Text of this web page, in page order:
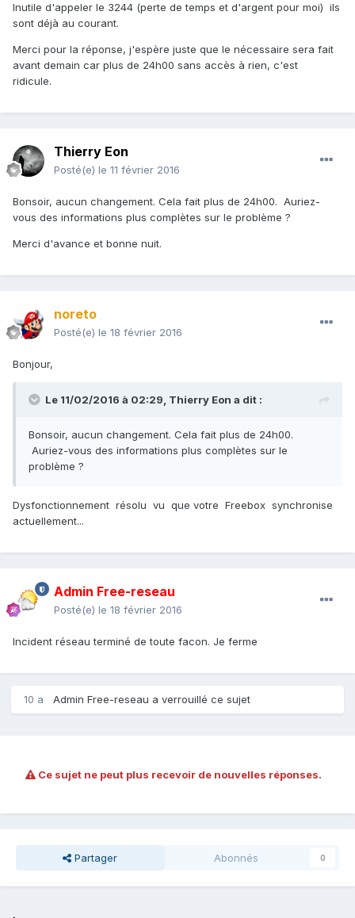
Inutile d'appeler le 3244 (perte de temps et d'argent pour moi) ils
sont déjà au courant.
Merci pour la réponse, j'espère juste que le nécessaire sera fait
avant demain car plus de 24h00 sans accès à rien, c'est
ridicule.
Thierry Eon
Posté(e) le 11 février 2016
Bonsoir, aucun changement. Cela fait plus de 24h00. Auriez-
vous des informations plus complètes sur le problème ?
Merci d'avance et bonne nuit.
noreto
Posté(e) le 18 février 2016
Bonjour,
Le 11/02/2016 à 02:29, Thierry Eon a dit :
Bonsoir, aucun changement. Cela fait plus de 24h00.
Auriez-vous des informations plus complètes sur le
problème ?
Dysfonctionnement résolu vu que votre Freebox synchronise
actuellement...
Admin Free-reseau
Posté(e) le 18 février 2016
Incident réseau terminé de toute facon. Je ferme
10 a Admin Free-reseau a verrouillé ce sujet
Ce sujet ne peut plus recevoir de nouvelles réponses.
Partager Abonnés 0